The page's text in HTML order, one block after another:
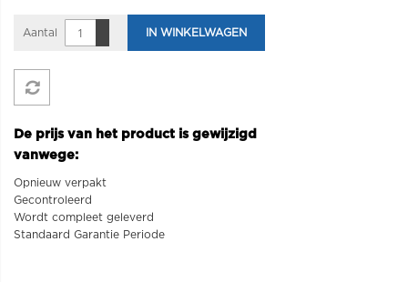
Aantal IN WINKELWAGEN
De prijs van het product is gewijzigd
vanwege:
Opnieuw verpakt
Gecontroleerd
Wordt compleet geleverd
Standaard Garantie Periode